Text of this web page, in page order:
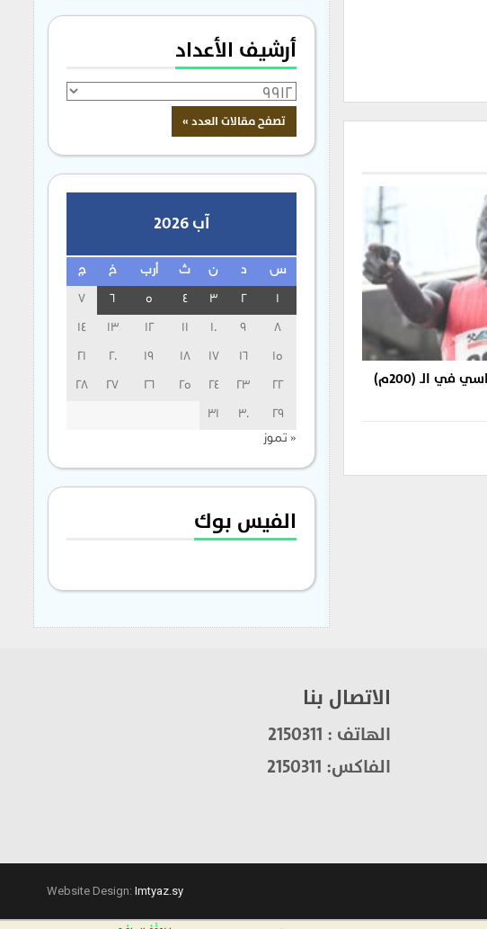
غوت يُحطّم رقمه القياسي في الـ (200م)
أرشيف الأعداد
آب 2026
س د ن ث أرب خ ج
1
2
3
4
5
6
7
8
9
10
11
12
13
14
15
16
17
18
19
20
21
22
23
24
25
26
27
28
29
30
31
« تموز
الفيس بوك
الاتصال بنا
الهاتف : 2150311
الفاكس: 2150311
Website Design: Imtyaz.sy